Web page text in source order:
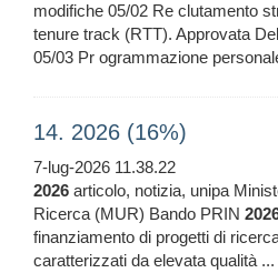
modifiche 05/02 Re clutamento
tenure track (RTT). Approvata
05/03 Pr ogrammazione
14. 2026 (16%)
7-lug-2026 11.38.22
2026 articolo, notizia, unipa
Ricerca (MUR) Bando PRIN
finanziamento di progetti di
caratterizzati da elevata qualità